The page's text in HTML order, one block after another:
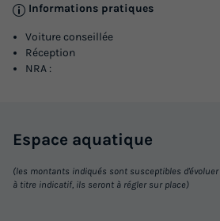
Informations pratiques
Voiture conseillée
Réception
NRA :
Espace aquatique
(les montants indiqués sont susceptibles
à titre indicatif, ils seront à régler sur place)